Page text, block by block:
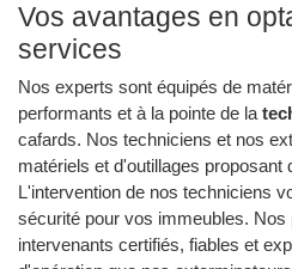
Vos avantages en
services
Nos experts sont équipés de
performants et à la pointe de la
cafards. Nos techniciens et nos
matériels et d'outillages proposant
L'intervention de nos techniciens
sécurité pour vos immeubles. Nos
intervenants certifiés, fiables et